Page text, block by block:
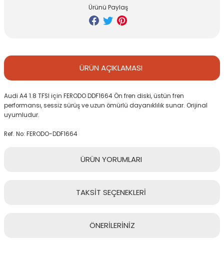
Ürünü Paylaş
ÜRÜN AÇIKLAMASI
Audi A4 1.8 TFSI için FERODO DDF1664 Ön fren diski, üstün fren
performansı, sessiz sürüş ve uzun ömürlü dayanıklılık sunar. Orijinal
uyumludur.
Ref. No: FERODO-DDF1664
ÜRÜN YORUMLARI
TAKSİT SEÇENEKLERİ
ÖNERİLERİNİZ